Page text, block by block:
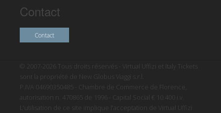
Contact
Contact
© 2007-2026 Tous droits réservés - Virtual Uffizi et Italy Tickets
sont la propriété de New Globus Viaggi s.r.l.
P.IVA 04690350485 - Chambre de Commerce de Florence,
autorisation n. 470865 de 1996 - Capital Social € 10.400 i.v.
L'utilisation de ce site implique l'acceptation de Virtual Uffizi